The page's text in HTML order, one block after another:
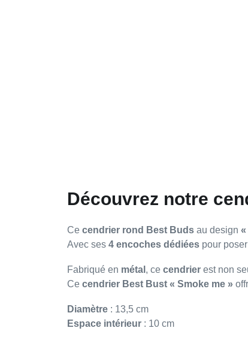
Découvrez notre
Ce cendrier rond Best Buds au design «
Avec ses 4 encoches dédiées pour
Fabriqué en métal , ce cendrier est non
Ce cendrier Best Bust « Smoke me »
Diamètre : 13,5 cm
Espace intérieur : 10 cm